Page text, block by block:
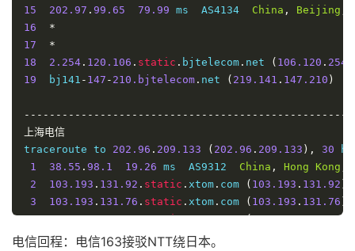
15
202.97 . 99.65 79.99 ms  AS4134 China , Beijing
16
*
17
*
18
2.254 . 120.106 . static . bjtelecom . net ( 106.120 .
19
  bj141
- 147 - 210.bjtelecom . net ( 219.141 . 147.210 )
上海电信
traceroute to 202.96 . 209.133 ( 202.96 . 209.133 ), 30
1
38.55 . 98.1 19.26 ms  AS9312 China , Hong Kong
2
103.193 . 131.92 . static . xtom . com ( 103.193 . 131.92
3
103.193 . 131.76 . static . xtom . com ( 103.193 . 131.76
4
103.193.131.77.static.xtom.com (103.193.131.77
5
223.119.81.186 0.62 ms  AS58453
电信回程：电信163接驳NTT绕日本。